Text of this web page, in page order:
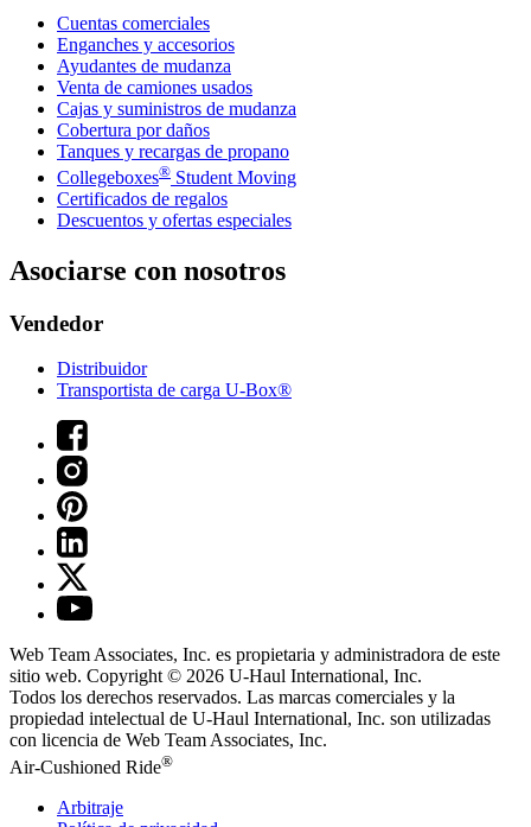
Cuentas comerciales
Enganches y accesorios
Ayudantes de mudanza
Venta de camiones usados
Cajas y suministros de mudanza
Cobertura por daños
Tanques y recargas de propano
Collegeboxes® Student Moving
Certificados de regalos
Descuentos y ofertas especiales
Asociarse con nosotros
Vendedor
Distribuidor
Transportista de carga U-Box®
Web Team Associates, Inc. es propietaria y administradora de este
sitio web. Copyright © 2026 U-Haul International, Inc.
Todos los derechos reservados. Las marcas comerciales y la
propiedad intelectual de U-Haul International, Inc. son utilizadas
con licencia de Web Team Associates, Inc.
Air-Cushioned Ride®
Arbitraje